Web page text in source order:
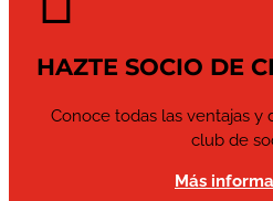
HAZTE SOCIO DE
Conoce todas las ventajas
club de
Más